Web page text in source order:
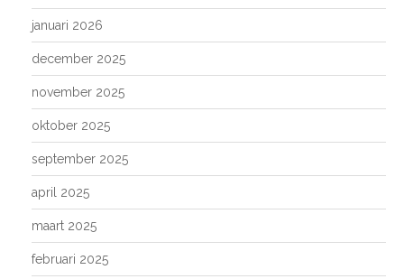
januari 2026
december 2025
november 2025
oktober 2025
september 2025
april 2025
maart 2025
februari 2025